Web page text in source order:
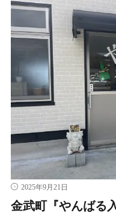
2025年9月21日
金武町『やんばる